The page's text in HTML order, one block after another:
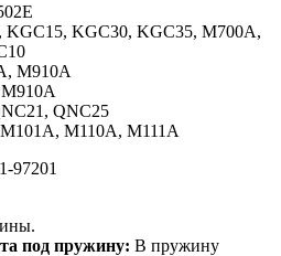
KGC15, KGC30, KGC35, M700A,
M910A
QNC25
M110A, M111A
97201
под пружину: В пружину